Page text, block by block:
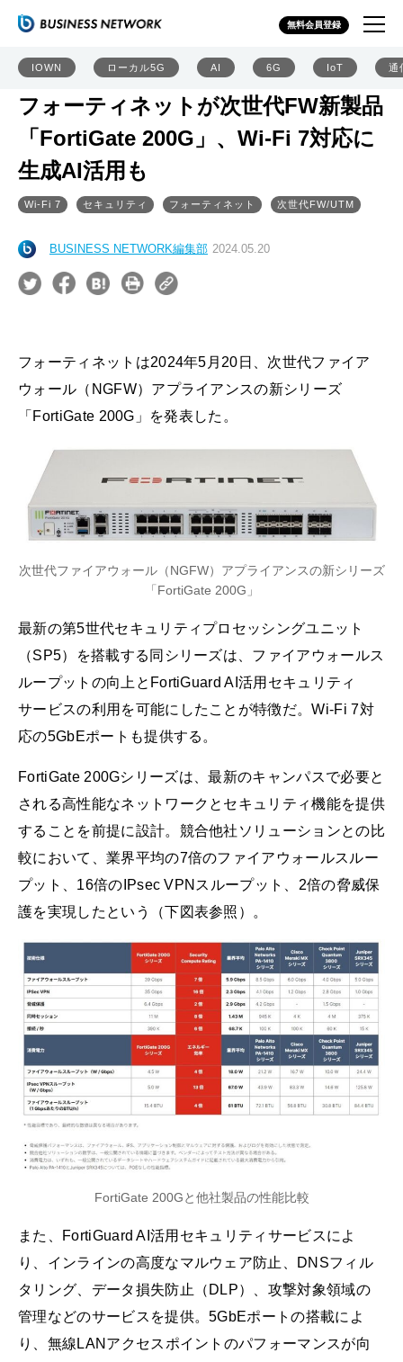
無料会員登録
IOWN ローカル5G AI 6G IoT 通
フォーティネットが次世代FW新製品
「FortiGate 200G」、Wi-Fi 7対応に
生成AI活用も
Wi-Fi 7 セキュリティ フォーティネット 次世代FW/UTM
BUSINESS NETWORK編集部 2024.05.20
フォーティネットは2024年5月20日、次世代ファイア
ウォール（NGFW）アプライアンスの新シリーズ
「FortiGate 200G」を発表した。
次世代ファイアウォール（NGFW）アプライアンスの新シリーズ
「FortiGate 200G」
最新の第5世代セキュリティプロセッシングユニット
（SP5）を搭載する同シリーズは、ファイアウォールス
ループットの向上とFortiGuard AI活用セキュリティ
サービスの利用を可能にしたことが特徴だ。Wi-Fi 7対
応の5GbEポートも提供する。
FortiGate 200Gシリーズは、最新のキャンパスで必要と
される高性能なネットワークとセキュリティ機能を提供
することを前提に設計。競合他社ソリューションとの比
較において、業界平均の7倍のファイアウォールスルー
プット、16倍のIPsec VPNスループット、2倍の脅威保
護を実現したという（下図表参照）。
FortiGate 200Gと他社製品の性能比較
また、FortiGuard AI活用セキュリティサービスによ
り、インラインの高度なマルウェア防止、DNSフィル
タリング、データ損失防止（DLP）、攻撃対象領域の
管理などのサービスを提供。5GbEポートの搭載によ
り、無線LANアクセスポイントのパフォーマンスが向